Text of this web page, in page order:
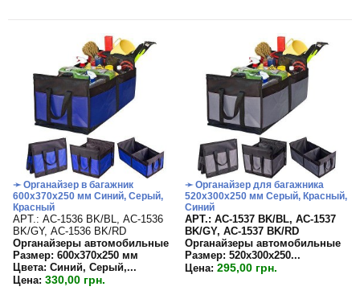
➛ Органайзер в багажник
600х370х250 мм Синий, Серый,
Красный
APT.: АС-1536 BK/BL, АС-1536
BK/GY, АС-1536 BK/RD
Органайзеры автомобильные
Размер: 600х370х250 мм
Цвета: Синий, Серый,...
Цена: 330,00 грн.
➛ Органайзер для багажника
520х300х250 мм Серый, Красный,
Синий
APT.: АС-1537 BK/BL, АС-1537
BK/GY, АС-1537 BK/RD
Органайзеры автомобильные
Размер: 520х300х250...
Цена: 295,00 грн.